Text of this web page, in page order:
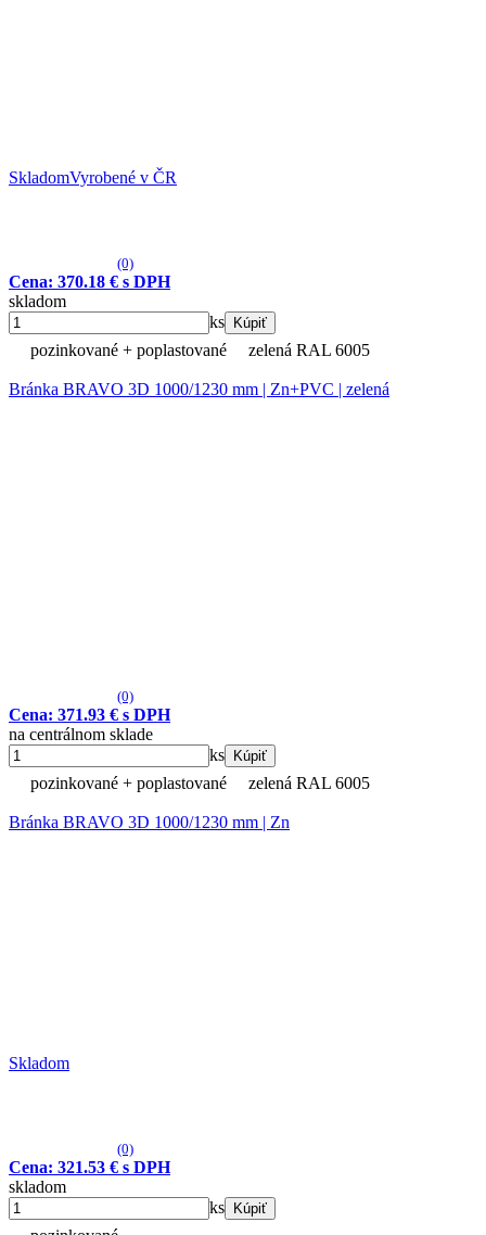
SkladomVyrobené v ČR
(0)
Cena: 370.18 € s DPH
skladom
ks
Kúpiť
pozinkované + poplastované zelená RAL 6005
Bránka BRAVO 3D 1000/1230 mm | Zn+PVC | zelená
(0)
Cena: 371.93 € s DPH
na centrálnom sklade
ks
Kúpiť
pozinkované + poplastované zelená RAL 6005
Bránka BRAVO 3D 1000/1230 mm | Zn
Skladom
(0)
Cena: 321.53 € s DPH
skladom
ks
Kúpiť